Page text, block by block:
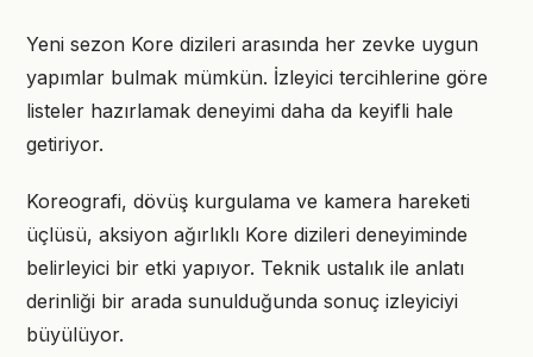
Yeni sezon Kore dizileri arasında her zevke uygun
yapımlar bulmak mümkün. İzleyici tercihlerine göre
listeler hazırlamak deneyimi daha da keyifli hale
getiriyor.
Koreografi, dövüş kurgulama ve kamera hareketi
üçlüsü, aksiyon ağırlıklı Kore dizileri deneyiminde
belirleyici bir etki yapıyor. Teknik ustalık ile anlatı
derinliği bir arada sunulduğunda sonuç izleyiciyi
büyülüyor.